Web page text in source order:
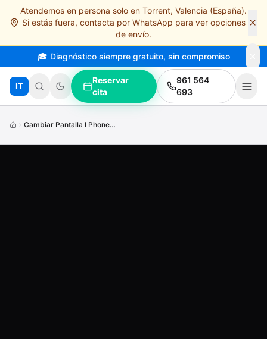
Saltar al contenido principal
Atendemos en persona solo en Torrent, Valencia (España).
Si estás fuera, contacta por WhatsApp para ver opciones
de envío.
🎓 Diagnóstico siempre gratuito, sin compromiso
IT
Reservar
cita
961 564
693
Cambiar Pantalla I Phone7 Plus